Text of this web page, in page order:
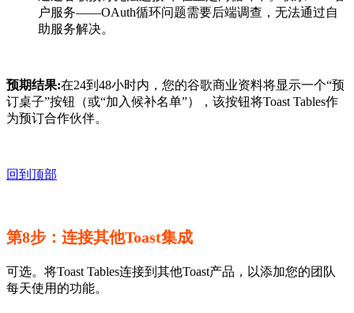
户服务——OAuth循环问题需要后端调查，无法通过自
助服务解决。
预期结果:在24到48小时内，您的谷歌商业资料将显示一个“预
订桌子”按钮（或“加入候补名单”），该按钮将Toast Tables作
为预订合作伙伴。
回到顶部
第8步：连接其他Toast集成
可选。将Toast Tables连接到其他Toast产品，以添加您的团队
每天使用的功能。